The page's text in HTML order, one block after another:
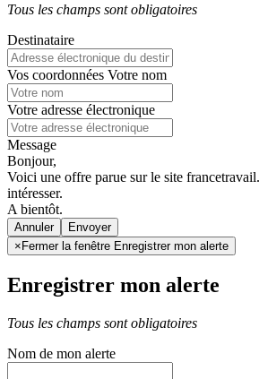
Tous les champs sont obligatoires
Destinataire
Vos coordonnées Votre nom
Votre adresse électronique
Message
Bonjour,
Voici une offre parue sur le site
intéresser.
A bientôt.
Annuler
× Fermer la fenêtre Enregistrer mon alerte
Enregistrer mon alerte
Tous les champs sont obligatoires
Nom de mon alerte